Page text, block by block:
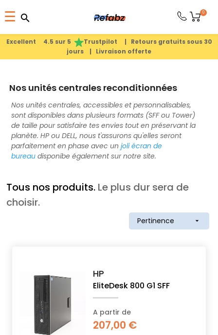
Excellent 4.5 sur 5 Trustpilot | Retours gratuits sous 30
jours | Livraison offerte
Basculer
la
navigation
☰ search
0
search
Nos unités centrales reconditionnées
Nos unités centrales, accessibles et personnalisables,
sont disponibles dans plusieurs formats (SFF ou Tower)
de taille pour satisfaire tes envies tout en préservant la
planète. HP ou DELL, nous t'assurons qu'elles seront
parfaitement en phase avec un joli écran de
bureau disponibe également sur notre site.
Tous nos produits. Le plus dur sera de
choisir.
Pertinence 
HP
EliteDesk 800 G1 SFF
A partir de
207,00 €
search
PRODUITS
APPLE
PIÈCES
DÉTACHÉES
MEILLEURES
VENTES
A
COMPTE